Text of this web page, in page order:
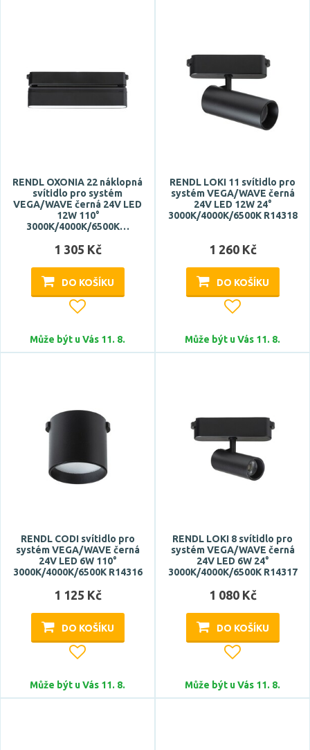
RENDL OXONIA 22 náklopná
svítidlo pro systém
VEGA/WAVE černá 24V LED
12W 110°
3000K/4000K/6500K…
1 305 Kč
DO KOŠÍKU
Může být u Vás 11. 8.
RENDL LOKI 11 svítidlo pro
systém VEGA/WAVE černá
24V LED 12W 24°
3000K/4000K/6500K R14318
1 260 Kč
DO KOŠÍKU
Může být u Vás 11. 8.
RENDL CODI svítidlo pro
systém VEGA/WAVE černá
24V LED 6W 110°
3000K/4000K/6500K R14316
1 125 Kč
DO KOŠÍKU
Může být u Vás 11. 8.
RENDL LOKI 8 svítidlo pro
systém VEGA/WAVE černá
24V LED 6W 24°
3000K/4000K/6500K R14317
1 080 Kč
DO KOŠÍKU
Může být u Vás 11. 8.